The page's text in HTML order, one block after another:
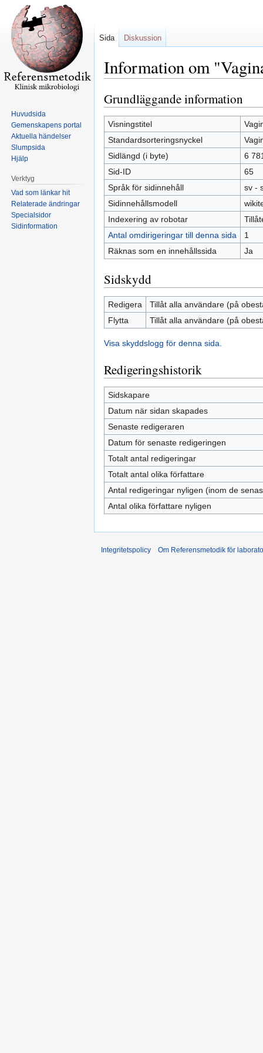
Information om
Hoppa
till
navigering
Hoppa
till
sök
Grundläggande information
Visningstitel
Standardsorteringsnyckel
Sidlängd (i byte)
6
Sid-ID
65
Språk för sidinnehåll
sv -
Sidinnehållsmodell
Indexering av robotar
Antal omdirigeringar till denna sida
1
Räknas som en innehållssida
Ja
Sidskydd
Redigera
Tillåt alla användare (på
Flytta
Tillåt alla användare (på
Visa skyddslogg för denna sida.
Redigeringshistorik
Sidskapare
Datum när sidan skapades
Senaste redigeraren
Datum för senaste redigeringen
Totalt antal redigeringar
Totalt antal olika författare
Antal redigeringar nyligen (inom de
Antal olika författare nyligen
Sida Diskussion
Huvudsida
Gemenskapens portal
Aktuella händelser
Slumpsida
Hjälp
Verktyg
Vad som länkar hit
Relaterade ändringar
Specialsidor
Sidinformation
Integritetspolicy Om Referensmetodik för